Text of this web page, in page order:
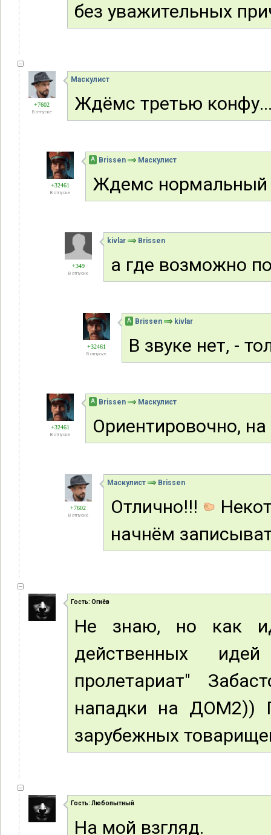
без уважительных
+7602
В отпуске
Маскулист
Ждёмс третью
+32461
В отпуске
А Brissen Маскулист
Ждемс нормальный
+349
В отпуске
kivlar Brissen
а где возможно
+32461
В отпуске
А Brissen kivlar
В звуке нет, -
+32461
В отпуске
А Brissen Маскулист
Ориентировочно,
+7602
В отпуске
Маскулист Brissen
Отлично!!!
начнём
Гость: Огнёв
Не знаю, но как
действенных
пролетариат"
нападки на ДОМ2))
зарубежных
Гость: Любопытный
На мой взгляд.